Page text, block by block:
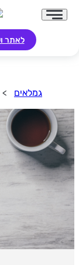
לאתר
גמלאים